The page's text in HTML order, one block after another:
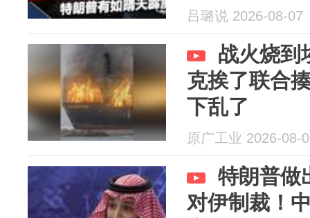
吕璐说 2026-08-07
战火烧到
克挨了联合
下乱了
原广工业 2026-08-
特朗普做
对伊制裁！